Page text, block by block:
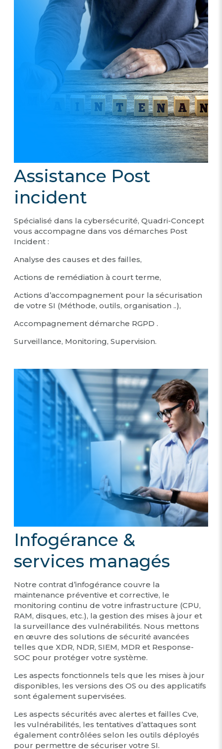
Assistance Post
incident
Spécialisé dans la cybersécurité, Quadri-Concept
vous accompagne dans vos démarches Post
Incident :
Analyse des causes et des failles,
Actions de remédiation à court terme,
Actions d’accompagnement pour la sécurisation
de votre SI (Méthode, outils, organisation ..),
Accompagnement démarche RGPD .
Surveillance, Monitoring, Supervision.
Infogérance &
services managés
Notre contrat d’infogérance couvre la
maintenance préventive et corrective, le
monitoring continu de votre infrastructure (CPU,
RAM, disques, etc.), la gestion des mises à jour et
la surveillance des vulnérabilités. Nous mettons
en œuvre des solutions de sécurité avancées
telles que XDR, NDR, SIEM, MDR et Response-
SOC pour protéger votre système.
Les aspects fonctionnels tels que les mises à jour
disponibles, les versions des OS ou des applicatifs
sont également supervisées.
Les aspects sécurités avec alertes et failles Cve,
les vulnérabilités, les tentatives d’attaques sont
également contrôlées selon les outils déployés
pour permettre de sécuriser votre SI.